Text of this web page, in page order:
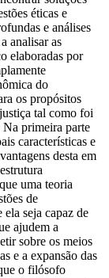
éticas e
e análises
analisar as
elaboradas por
do
os propósitos
tal como foi
Na primeira parte
características e
desta em
uma teoria
de
ela seja capaz de
ajudem a
sobre os meios
e a expansão das
o filósofo